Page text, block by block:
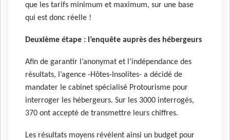
que les tarifs minimum et maximum, sur une base
qui est donc réelle !
Deuxième étape : l’enquête auprès des hébergeurs
Afin de garantir l’anonymat et l’indépendance des
résultats, l’agence -Hôtes-Insolites- a décidé de
mandater le cabinet spécialisé Protourisme pour
interroger les hébergeurs. Sur les 3000 interrogés,
370 ont accepté de transmettre leurs chiffres.
Les résultats moyens révèlent ainsi un budget pour